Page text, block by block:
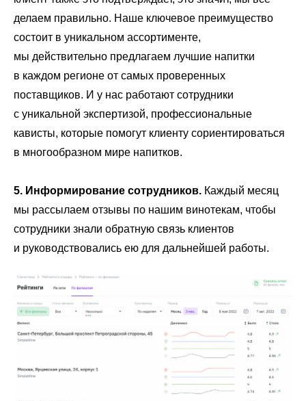
делаем правильно. Наше ключевое преимущество
состоит в уникальном ассортименте,
мы действительно предлагаем лучшие напитки
в каждом регионе от самых проверенных
поставщиков. И у нас работают сотрудники
с уникальной экспертизой, профессиональные
кависты, которые помогут клиенту сориентироваться
в многообразном мире напитков.
5. Информирование сотрудников. Каждый месяц
мы рассылаем отзывы по нашим винотекам, чтобы
сотрудники знали обратную связь клиентов
и руководствовались ею для дальнейшей работы.